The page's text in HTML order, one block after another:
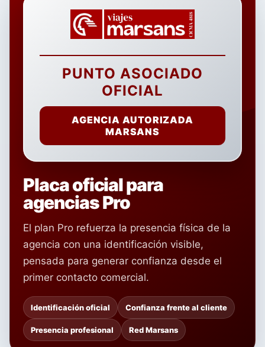
PUNTO ASOCIADO
OFICIAL
AGENCIA AUTORIZADA
MARSANS
Placa oficial para
agencias Pro
El plan Pro refuerza la presencia física de la
agencia con una identificación visible,
pensada para generar confianza desde el
primer contacto comercial.
Identificación oficial Confianza frente al cliente
Presencia profesional Red Marsans